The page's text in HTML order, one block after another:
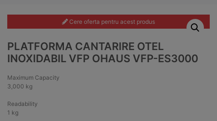
Cere oferta pentru acest produs
PLATFORMA CANTARIRE OTEL
INOXIDABIL VFP OHAUS VFP-ES3000
Maximum Capacity
3,000 kg
Readability
1 kg